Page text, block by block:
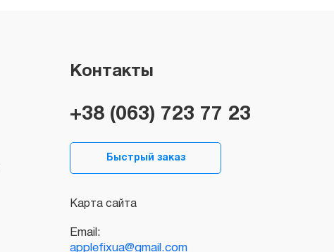
Контакты
+38 (063) 723 77 23
Быстрый заказ
Карта сайта
Email:
applefixua@gmail.com